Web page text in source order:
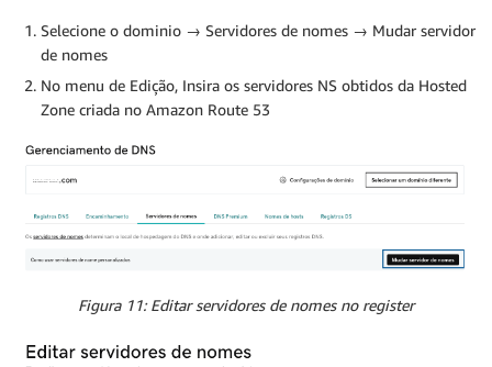
Selecione o dominio → Servidores de nomes → Mudar servidor
de nomes
No menu de Edição, Insira os servidores NS obtidos da Hosted
Zone criada no Amazon Route 53
Figura 11: Editar servidores de nomes no register